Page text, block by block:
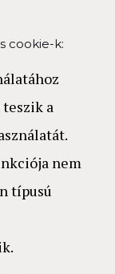
cookie-k:
a
nem
típusú